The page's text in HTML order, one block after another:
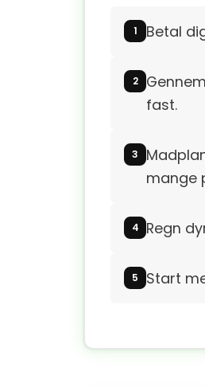
Betal
fast.
mange
Regn
Start